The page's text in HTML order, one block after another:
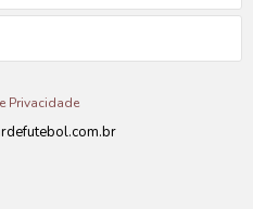
Privacidade